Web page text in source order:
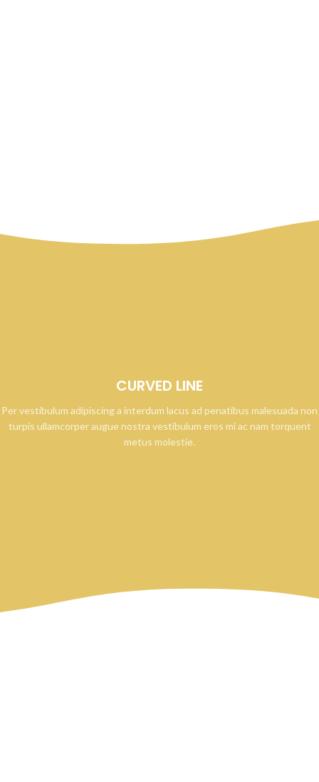
CURVED LINE
Per vestibulum adipiscing a interdum lacus ad penatibus malesuada non
turpis ullamcorper augue nostra vestibulum eros mi ac nam torquent
metus molestie.